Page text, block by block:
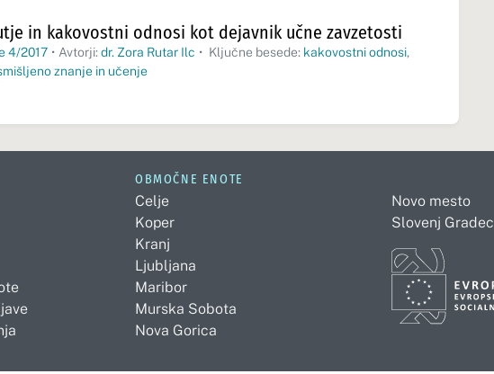
in kakovostni odnosi kot dejavnik učne zavzetosti
4/2017 • Avtorji: dr. Zora Rutar Ilc • Ključne besede: kakovostni odnosi,
znanje in učenje
OBMOČNE ENOTE
Celje
Koper
Kranj
Ljubljana
Maribor
Murska Sobota
Nova Gorica
Novo mesto
Slovenj Gradec